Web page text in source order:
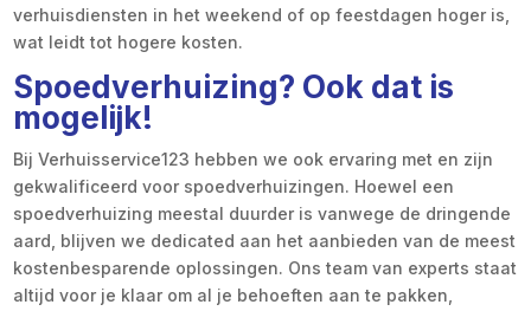
verhuisdiensten in het weekend of op feestdagen hoger is,
wat leidt tot hogere kosten.
Spoedverhuizing? Ook dat is
mogelijk!
Bij Verhuisservice123 hebben we ook ervaring met en zijn
gekwalificeerd voor spoedverhuizingen. Hoewel een
spoedverhuizing meestal duurder is vanwege de dringende
aard, blijven we dedicated aan het aanbieden van de meest
kostenbesparende oplossingen. Ons team van experts staat
altijd voor je klaar om al je behoeften aan te pakken,